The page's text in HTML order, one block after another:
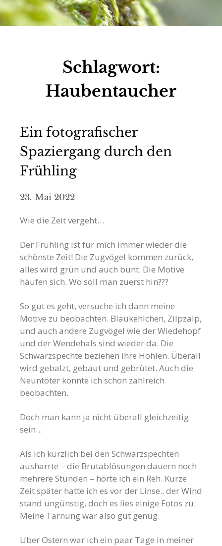
Schlagwort:
Haubentaucher
Ein fotografischer
Spaziergang durch den
Frühling
23. Mai 2022
Wie die Zeit vergeht…
Der Frühling ist für mich immer wieder die
schönste Zeit! Die Zugvögel kommen zurück,
alles wird grün und auch bunt. Die Motive
häufen sich. Wo soll man zuerst hin???
So gut es geht, versuche ich dann meine
Motive zu beobachten. Blaukehlchen, Zilpzalp,
und auch andere Zugvögel wie der Wiedehopf
und der Wendehals sind wieder da. Die
Schwarzspechte beziehen ihre Höhlen. Überall
wird gebalzt, gebaut und gebrütet. Auch die
Neuntöter konnte ich schon zahlreich
beobachten.
Doch man kann ja nicht überall gleichzeitig
sein…
Als ich kürzlich bei den Schwarzspechten
ausharrte – die Brutablösungen dauern noch
mehrere Stunden – hörte ich ein Reh. Kurze
Zeit später hatte ich es vor der Linse.. der Wind
stand ungünstig, doch es lies einige Fotos zu.
Meine Tarnung war also gut genug.
Über Ostern war ich ein paar Tage in meiner